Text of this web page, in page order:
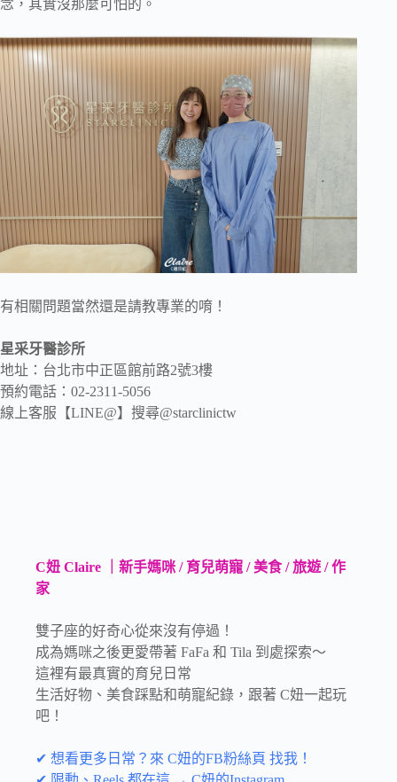
念，其實沒那麼可怕的。
有相關問題當然還是請教專業的唷！
星采牙醫診所
地址：台北市中正區館前路2號3樓
預約電話：02-2311-5056
線上客服【LINE@】搜尋@starclinictw
C妞 Claire ｜新手媽咪 / 育兒萌寵 / 美食 / 旅遊 / 作
家
雙子座的好奇心從來沒有停過！
成為媽咪之後更愛帶著 FaFa 和 Tila 到處探索～
這裡有最真實的育兒日常
生活好物、美食踩點和萌寵紀錄，跟著 C妞一起玩
吧！
✔ 想看更多日常？來 C妞的FB粉絲頁 找我！